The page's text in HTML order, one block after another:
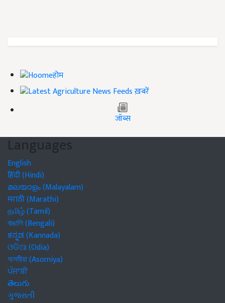
होम
ख़बरें
जॉब्स
Languages
English
हिंदी (Hindi)
മലയാളം (Malayalam)
मराठी (Marathi)
தமிழ் (Tamil)
বাঙালি (Bengali)
ಕನ್ನಡ (Kannada)
ଓଡିଆ (Odia)
অসমীয়া (Asomiya)
ਪੰਜਾਬੀ
తెలుగు
ગુજરાતી